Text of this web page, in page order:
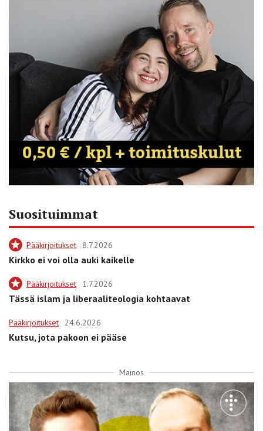
Suosituimmat
Pääkirjoitukset 8.7.2026
Kirkko ei voi olla auki kaikelle
Pääkirjoitukset 1.7.2026
Tässä islam ja liberaaliteologia kohtaavat
Pääkirjoitukset 24.6.2026
Kutsu, jota pakoon ei pääse
Mainos